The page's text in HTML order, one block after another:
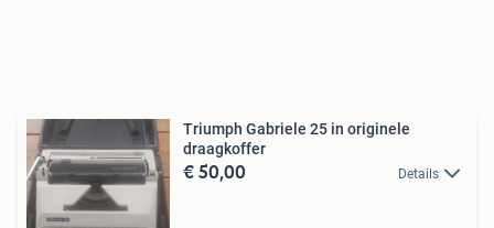
Triumph Gabriele 25 in originele
draagkoffer
€ 50,00 Details